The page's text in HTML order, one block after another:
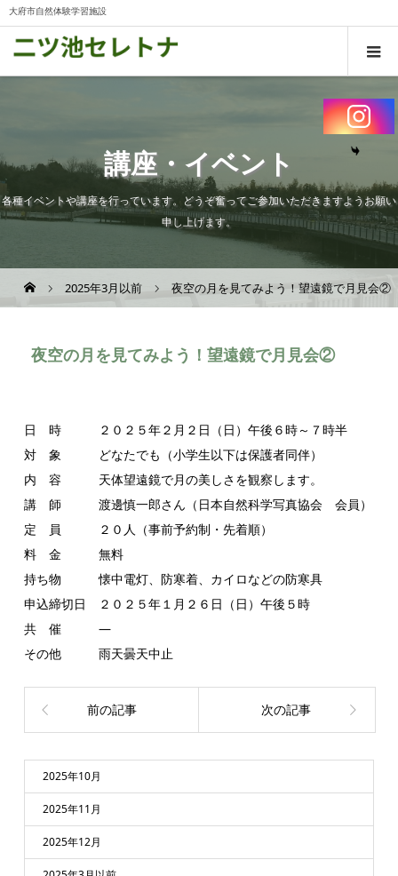
大府市自然体験学習施設
講座・イベント
各種イベントや講座を行っています。どうぞ奮ってご参加いただきますようお願い
申し上げます。
2025年3月以前 夜空の月を見てみよう！望遠鏡で月見
夜空の月を見てみよう！望遠鏡で月見会②
日 時 ２０２５年２月２日（日）午後６時～７時半
対 象 どなたでも（小学生以下は保護者同伴）
内 容 天体望遠鏡で月の美しさを観察します。
講 師 渡邊慎一郎さん（日本自然科学写真協会 会員）
定 員 ２０人（事前予約制・先着順）
料 金 無料
持ち物 懐中電灯、防寒着、カイロなどの防寒具
申込締切日 ２０２５年１月２６日（日）午後５時
共 催 ―
その他 雨天曇天中止
前の記事 次の記事
2025年10月
2025年11月
2025年12月